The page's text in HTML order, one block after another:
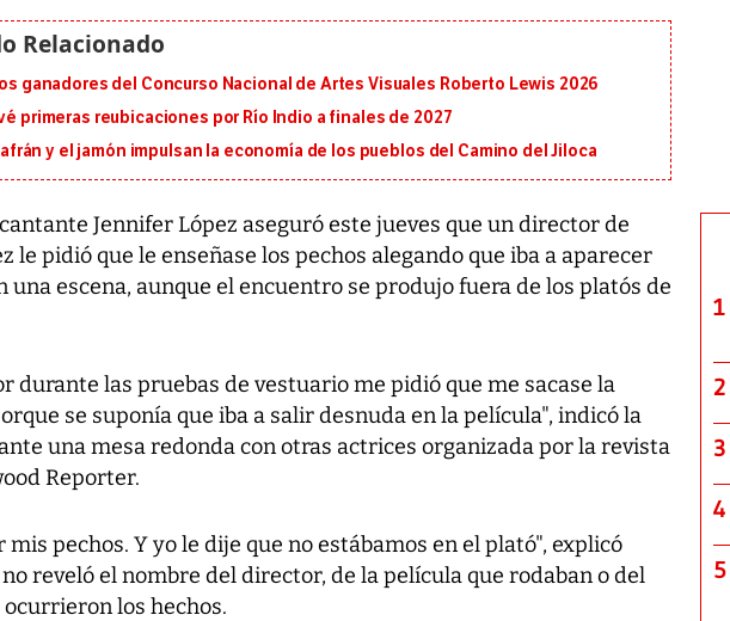
ganadores del Concurso Nacional de Artes Visuales Roberto Lewis 2026
primeras reubicaciones por Río Indio a finales de 2027
y el jamón impulsan la economía de los pueblos del Camino del Jiloca
Jennifer López aseguró este jueves que un director de
le pidió que le enseñase los pechos alegando que iba a aparecer
una escena, aunque el encuentro se produjo fuera de los platós de
durante las pruebas de vestuario me pidió que me sacase la
se suponía que iba a salir desnuda en la película", indicó la
una mesa redonda con otras actrices organizada por la revista
Reporter.
mis pechos. Y yo le dije que no estábamos en el plató", explicó
no reveló el nombre del director, de la película que rodaban o del
ocurrieron los hechos.
1
2
3
4
5